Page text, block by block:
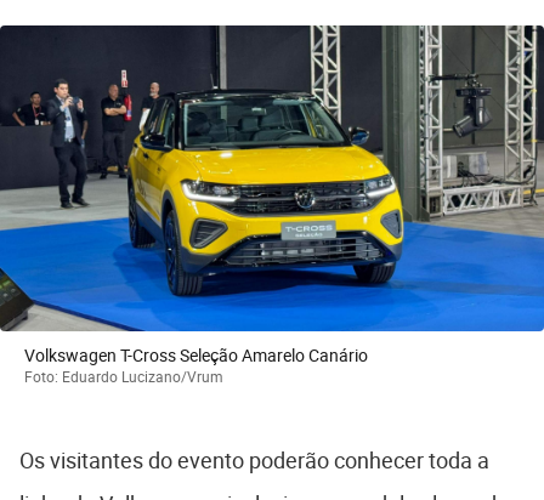
Volkswagen T-Cross Seleção Amarelo Canário
Foto: Eduardo Lucizano/Vrum
Os visitantes do evento poderão conhecer toda a